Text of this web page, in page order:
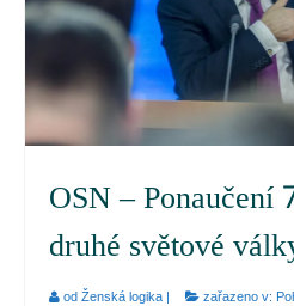
OSN – Ponaučení
druhé světové
od Ženská logika | zařazeno v: